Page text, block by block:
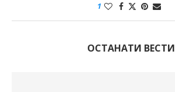
1
ОСТАНАТИ ВЕСТИ